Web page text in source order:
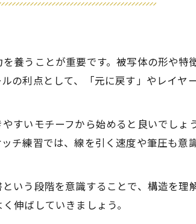
チ初心者が実践すべき観察ポイントとコ
特徴を掴むデジタルスケッチ練習法とは
チ書き方の基本と観察力アップ術
ル絵画で学ぶデッサン技法の活用方法
サン三要素を意識したスケッチ練習法
におすすめのデッサン技法と練習ポイン
ルスケッチでデッサン技法を体感する方
養うことが重要です。被写体の形や
の利点として、「元に戻す」やレイ
すいモチーフから始めると良いでし
チ練習では、線を引く速度や筆圧も
いう段階を意識することで、構造を理
伸ばしていきましょう。